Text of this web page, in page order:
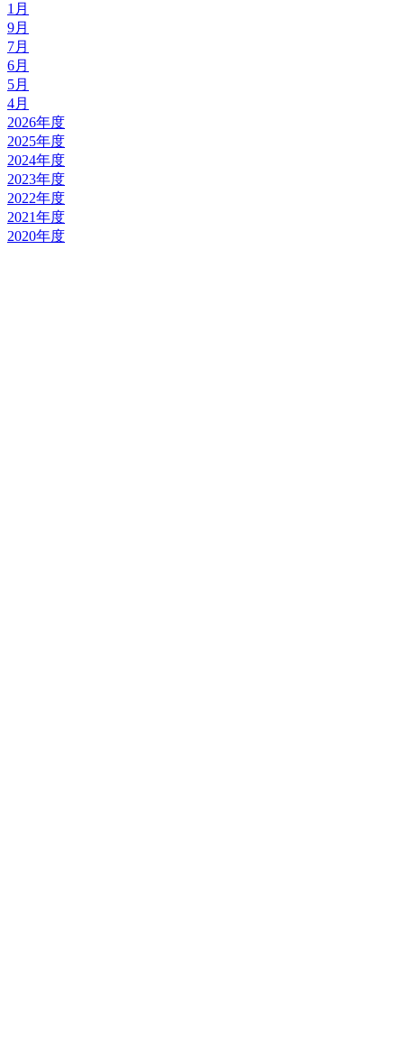
1月
9月
7月
6月
5月
4月
2026年度
2025年度
2024年度
2023年度
2022年度
2021年度
2020年度